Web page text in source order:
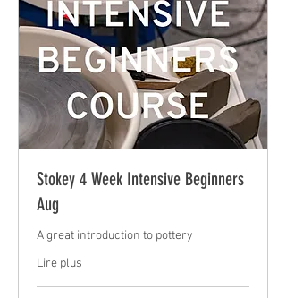
Stokey 4 Week Intensive Beginners
Aug
A great introduction to pottery
Lire plus